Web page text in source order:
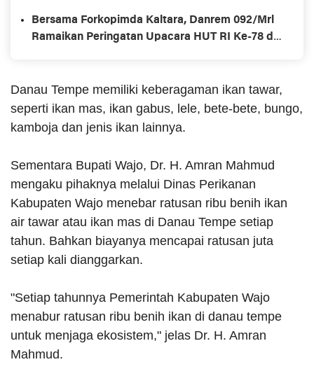
Bersama Forkopimda Kaltara, Danrem 092/Mrl
Ramaikan Peringatan Upacara HUT RI Ke-78 di
Danau Tempe memiliki keberagaman ikan tawar,
seperti ikan mas, ikan gabus, lele, bete-bete, bungo,
kamboja dan jenis ikan lainnya.
Sementara Bupati Wajo, Dr. H. Amran Mahmud
mengaku pihaknya melalui Dinas Perikanan
Kabupaten Wajo menebar ratusan ribu benih ikan
air tawar atau ikan mas di Danau Tempe setiap
tahun. Bahkan biayanya mencapai ratusan juta
setiap kali dianggarkan.
"Setiap tahunnya Pemerintah Kabupaten Wajo
menabur ratusan ribu benih ikan di danau tempe
untuk menjaga ekosistem," jelas Dr. H. Amran
Mahmud.